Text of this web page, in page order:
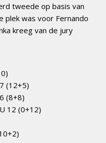
tweede op basis van
plek was voor Fernando
kreeg van de jury
(12+5)
(8+8)
12 (0+12)